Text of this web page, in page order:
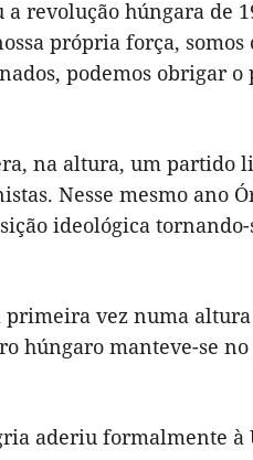
revolução húngara de
própria força, somos
podemos obrigar o
na altura, um partido
Nesse mesmo ano
ideológica
vez numa
húngaro manteve-se
aderiu formalmente à